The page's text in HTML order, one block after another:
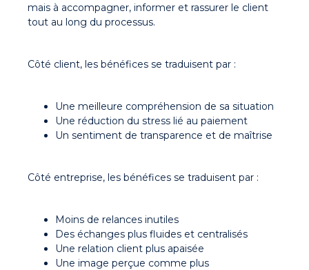
mais à accompagner, informer et rassurer le client
tout au long du processus.
Côté client, les bénéfices se traduisent par :
Une meilleure compréhension de sa situation
Une réduction du stress lié au paiement
Un sentiment de transparence et de maîtrise
Côté entreprise, les bénéfices se traduisent par :
Moins de relances inutiles
Des échanges plus fluides et centralisés
Une relation client plus apaisée
Une image perçue comme plus